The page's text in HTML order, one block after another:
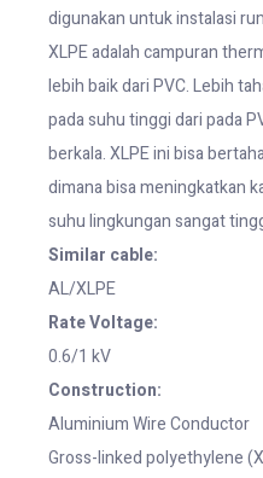
digunakan untuk instalasi
XLPE adalah campuran
lebih baik dari PVC. Lebih
pada suhu tinggi dari pada
berkala. XLPE ini bisa
dimana bisa meningkatkan
suhu lingkungan sangat
Similar cable:
AL/XLPE
Rate Voltage:
0.6/1 kV
Construction:
Aluminium Wire Conductor
Gross-linked polyethylene